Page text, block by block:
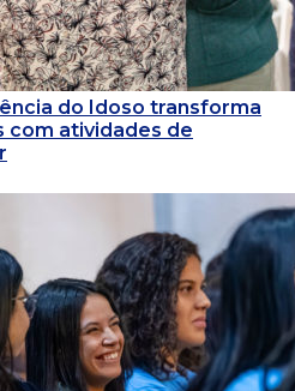
do Idoso transforma
com atividades de